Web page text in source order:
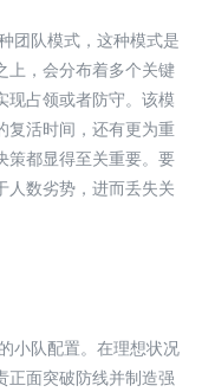
团队模式，这种模式是
上，会分布着多个关键
现占领或者防守。该模
复活时间，还有更为重
策都显得至关重要。要
人数劣势，进而丢失关
小队配置。在理想状况
正面突破防线并制造强